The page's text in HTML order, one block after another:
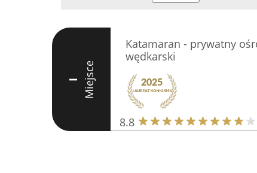
I Miejsce
Katamaran - prywatny
wędkarski
8.8